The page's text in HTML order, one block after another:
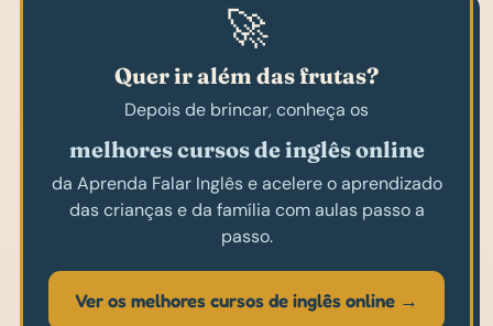
🚀
Quer ir além das frutas?
Depois de brincar, conheça os
melhores cursos de inglês online
da Aprenda Falar Inglês e acelere o aprendizado
das crianças e da família com aulas passo a
passo.
Ver os melhores cursos de inglês online →